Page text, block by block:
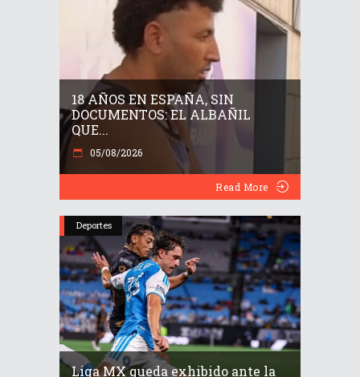
18 AÑOS EN ESPAÑA, SIN
DOCUMENTOS: EL ALBAÑIL
QUE...
05/08/2026
Read More
Deportes
Liga MX queda exhibido ante la